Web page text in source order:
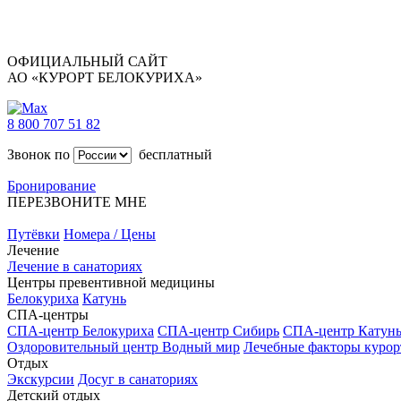
ОФИЦИАЛЬНЫЙ САЙТ
АО «КУРОРТ БЕЛОКУРИХА»
8 800 707 51 82
Звонок по
бесплатный
Бронирование
ПЕРЕЗВОНИТЕ МНЕ
Путёвки Номера / Цены
Лечение
Лечение в санаториях
Центры превентивной медицины
Белокуриха Катунь
СПА-центры
СПА-центр Белокуриха СПА-центр Сибирь СПА-центр Катунь
Оздоровительный центр Водный мир Лечебные факторы
Отдых
Экскурсии Досуг в санаториях
Детский отдых